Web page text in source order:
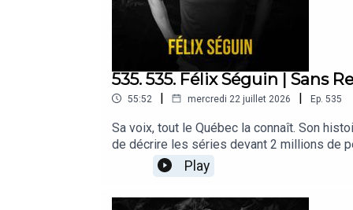
535. 535. Félix Séguin | Sans
55:52 | mercredi 22 juillet 2026 | Ep. 535
Sa voix, tout le Québec la connaît. Son
de décrire les séries devant 2 millions de
fameux but de Newhook en Game 7...
10 ans qui annonçait à ses parents qu'il
Play